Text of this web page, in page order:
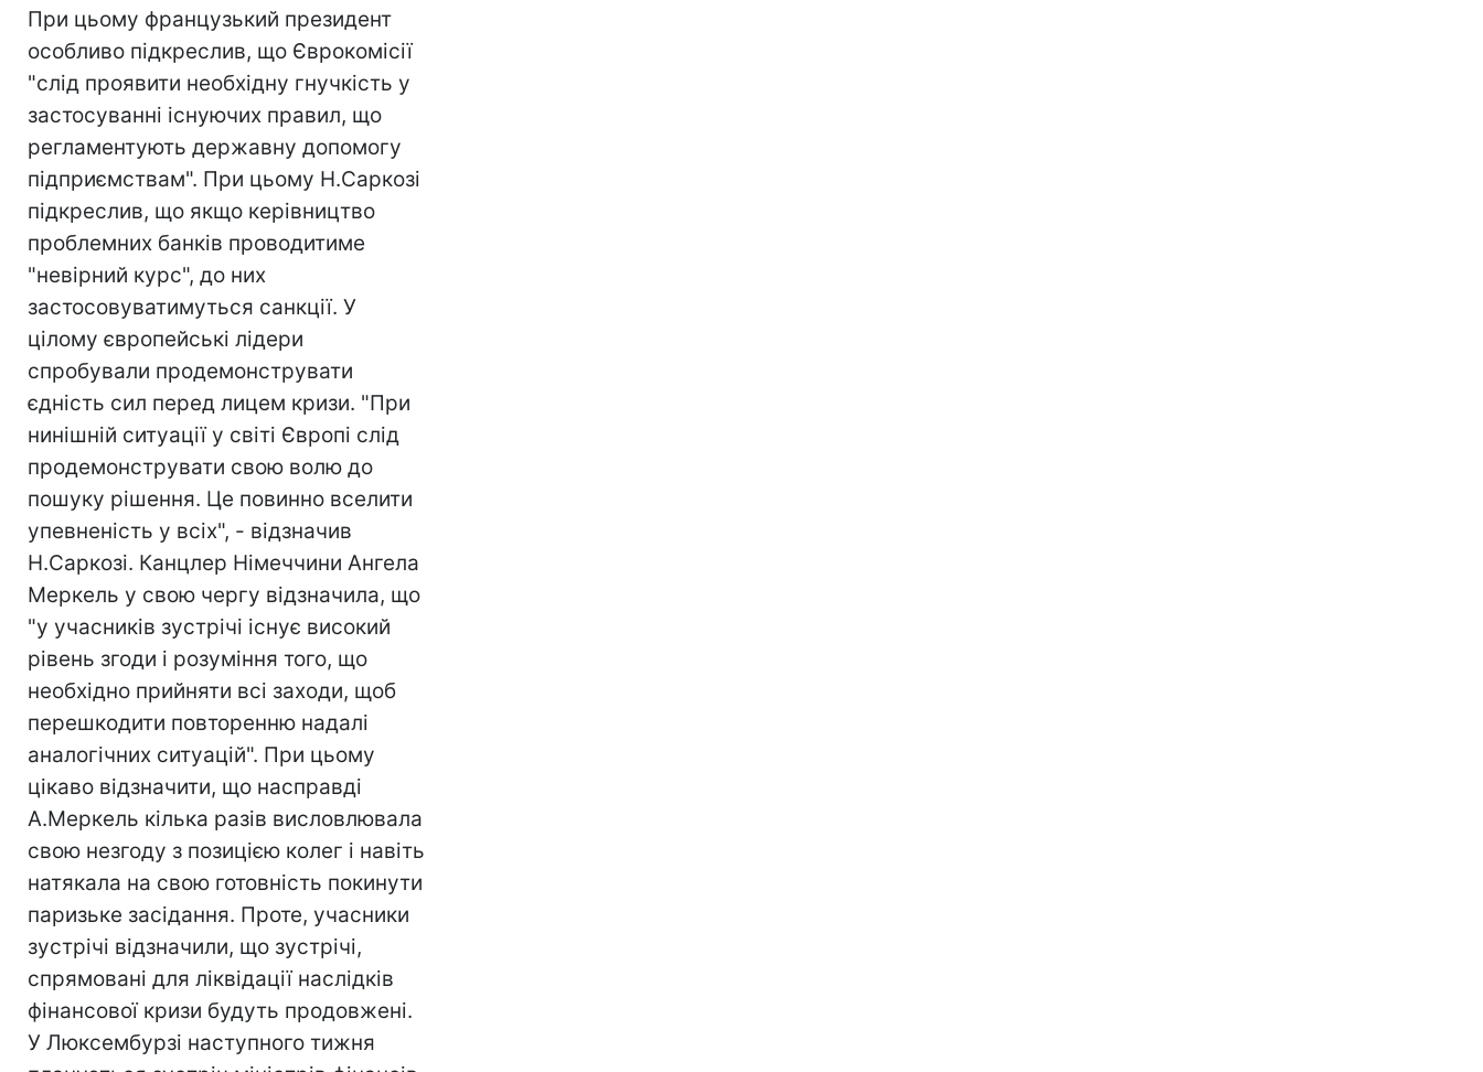
При цьому французький президент
особливо підкреслив, що Єврокомісії
"слід проявити необхідну гнучкість у
застосуванні існуючих правил, що
регламентують державну допомогу
підприємствам". При цьому Н.Саркозі
підкреслив, що якщо керівництво
проблемних банків проводитиме
"невірний курс", до них
застосовуватимуться санкції. У
цілому європейські лідери
спробували продемонструвати
єдність сил перед лицем кризи. "При
нинішній ситуації у світі Європі слід
продемонструвати свою волю до
пошуку рішення. Це повинно вселити
упевненість у всіх", - відзначив
Н.Саркозі. Канцлер Німеччини Ангела
Меркель у свою чергу відзначила, що
"у учасників зустрічі існує високий
рівень згоди і розуміння того, що
необхідно прийняти всі заходи, щоб
перешкодити повторенню надалі
аналогічних ситуацій". При цьому
цікаво відзначити, що насправді
А.Меркель кілька разів висловлювала
свою незгоду з позицією колег і навіть
натякала на свою готовність покинути
паризьке засідання. Проте, учасники
зустрічі відзначили, що зустрічі,
спрямовані для ліквідації наслідків
фінансової кризи будуть продовжені.
У Люксембурзі наступного тижня